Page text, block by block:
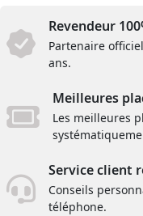
Revendeur
Partenaire
ans.
Meilleures
Les meilleures
Service client
Conseils
téléphone.